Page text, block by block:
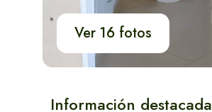
Ver 16 fotos
Información destacada